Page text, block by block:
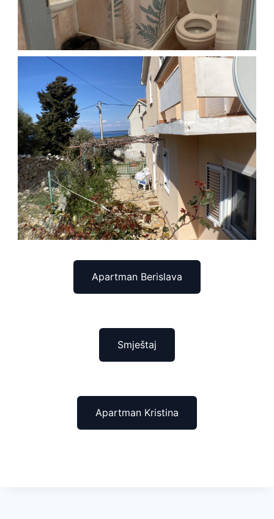
Apartman Berislava
Smještaj
Apartman Kristina